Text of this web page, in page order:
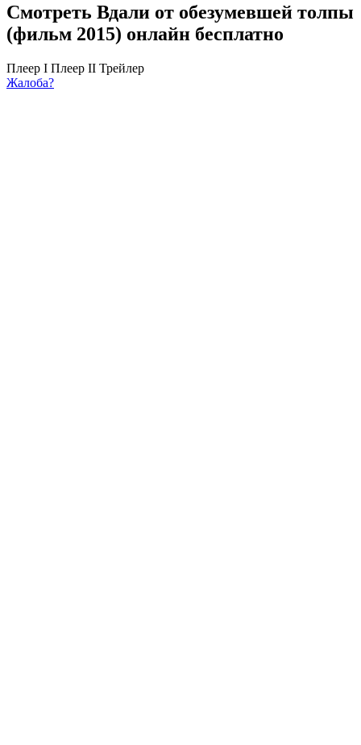
Смотреть Вдали от обезумевшей толпы
(фильм 2015) онлайн бесплатно
Плеер I Плеер II Трейлер
Жалоба?